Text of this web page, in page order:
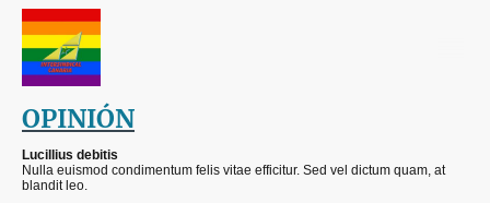
OPINIÓN
Lucillius debitis
Nulla euismod condimentum felis vitae efficitur. Sed vel dictum quam, at
blandit leo.